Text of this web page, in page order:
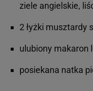
ziele angielskie,
2 łyżki musztardy
ulubiony makaron
posiekana natka